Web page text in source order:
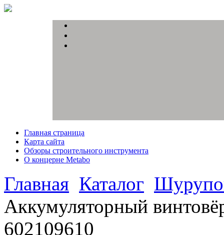
Главная страница
Карта сайта
Обзоры строительного инструмента
О концерне Metabo
Главная Каталог
Аккумуляторный
602109610